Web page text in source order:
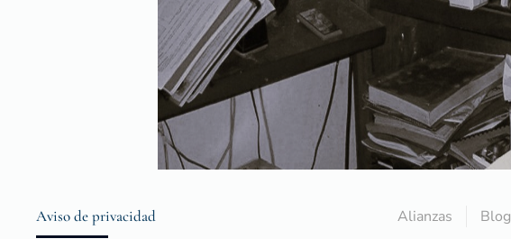
Aviso de privacidad Alianzas Blog